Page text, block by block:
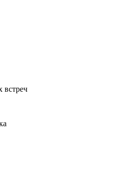
встреч